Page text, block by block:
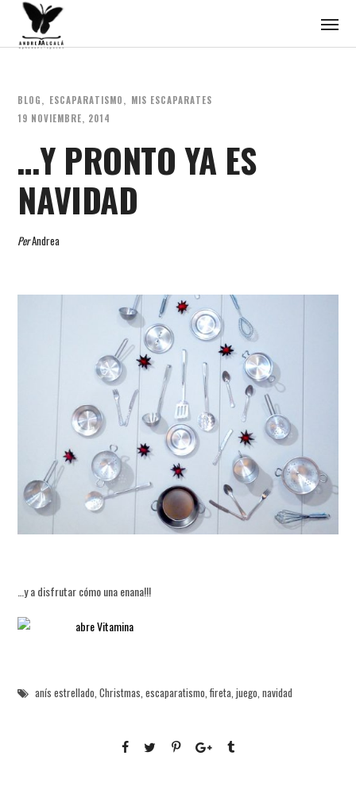
BLOG ESCAPARATISMO
MIS ESCAPARATES
19 NOVIEMBRE, 2014
…Y PRONTO YA ES
NAVIDAD
PerAndrea
…y a disfrutar cómo una enana!!!
anís estrellado ,Christmas ,escaparatismo ,fireta ,juego ,navidad